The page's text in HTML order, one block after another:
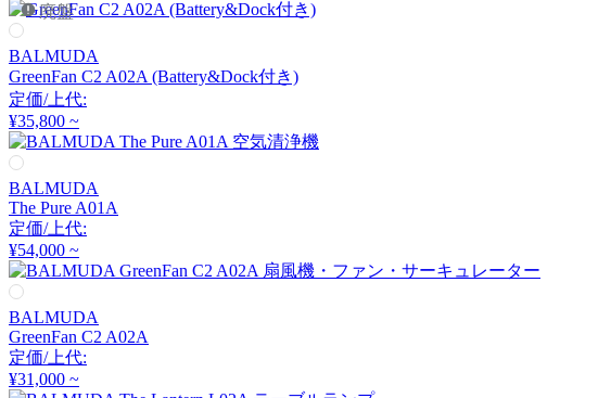
アリアケ
arper
アルペール
arrmet
アーメット
ART WORK STUDIO
アートワークスタジオ
廃盤
BALMUDA
GreenFan C2 A02A (Battery&Dock付き)
定価/上代:
¥35,800 ~
BALMUDA
The Pure A01A
定価/上代:
¥54,000 ~
BALMUDA
GreenFan C2 A02A
定価/上代:
¥31,000 ~